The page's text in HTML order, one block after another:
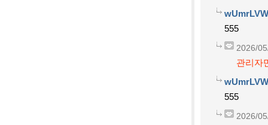
555
2026/
관리자
555
2026/